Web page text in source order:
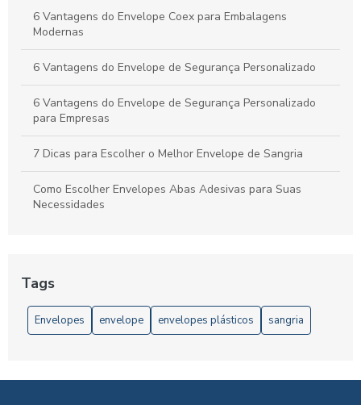
6 Vantagens do Envelope Coex para Embalagens
Modernas
6 Vantagens do Envelope de Segurança Personalizado
6 Vantagens do Envelope de Segurança Personalizado
para Empresas
7 Dicas para Escolher o Melhor Envelope de Sangria
Como Escolher Envelopes Abas Adesivas para Suas
Necessidades
Como escolher Envelopes de Segurança Personalizados
para sua Empresa
Tags
Envelopes envelope envelopes plásticos sangria